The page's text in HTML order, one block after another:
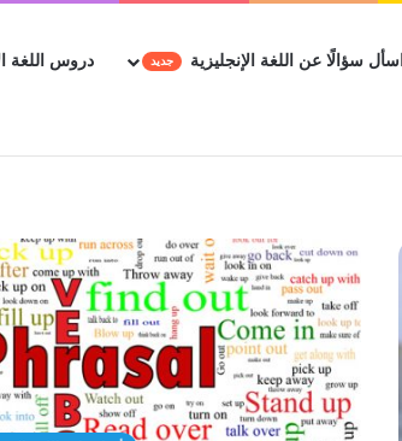
اسأل سؤالًا عن اللغة الإنجليزية جديد دروس اللغة